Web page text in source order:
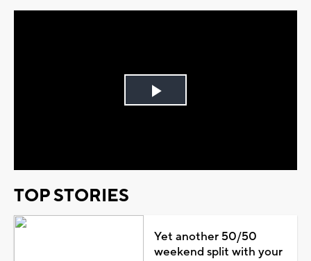
Play
TOP STORIES
Yet another 50/50
weekend split with your